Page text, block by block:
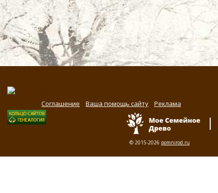
Соглашение Ваша помощь сайту Реклама
© 2015-2026 pomnirod.ru